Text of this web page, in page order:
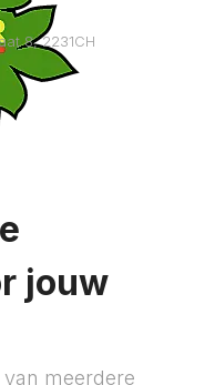
8, 2231CH
jouw
meerdere